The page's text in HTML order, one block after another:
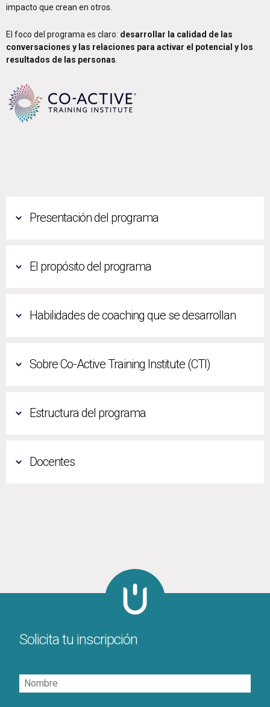
impacto que crean en otros.
El foco del programa es claro: desarrollar la calidad de las
conversaciones y las relaciones para activar el potencial y los
resultados de las personas
Presentación del programa
El propósito del programa
Habilidades de coaching que se desarrollan
Sobre Co-Active Training Institute (CTI)
Estructura del programa
Docentes
Solicita tu inscripción
Nombre